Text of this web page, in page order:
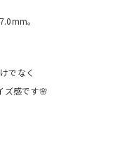
。
でなく
ズ感です🌸